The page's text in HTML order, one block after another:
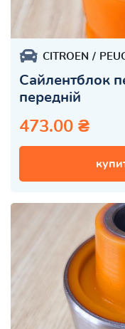
CITROEN
Сайлентблок
передній
473.00 ₴